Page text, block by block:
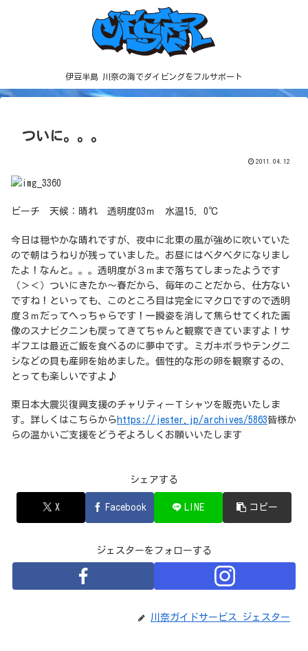
伊豆半島 川奈の海でダイビングをフルサポート
ついに。。。
2011.04.12
ビーチ 天候：晴れ 透明度03ｍ 水温15．0℃
今日は穏やかな晴れですが、夜中に北東の風が強めに吹いていた
ので朝はうねりが残っていました。お昼にはベタベタになりまし
たよ！なんと。。。透明度が３ｍまで落ちてしまったようです
（＞＜）ついにきたか～春だから、毎年のことだから、仕方ない
ですね！といっても、このところ目は完全にマクロですので透明
度３ｍだってへっちゃらです！一瞬姿を消して焦らせてくれた画
像のスナビクニンも戻ってきてちゃんと観察できていますよ！サ
ギフエは最近ご飯を食べるのに夢中です。ミガキボラやテングニ
シなどの貝も産卵を始めました。個性的な形の卵を観察するの、
とっても楽しいですよ♪
東日本大震災復興支援のチャリティーＴシャツを販売いたしま
す。詳しくはこちらから https://jester.jp/archives/5863皆様か
らの温かいご支援をどうぞよろしくお願いいたします
シェアする
X Facebook LINE コピー
ジェスターをフォローする
川奈ガイドサービス ジェスター